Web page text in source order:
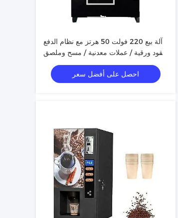
آلة بيع 220 فولت 50 هرتز مع نظام الدفع
نقود ورقية / عملات معدنية / مسح وملصق
طلاء ملون مخصص
احصل على أفضل سعر